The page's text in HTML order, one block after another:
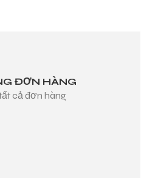
ĐƠN HÀNG
cả đơn hàng